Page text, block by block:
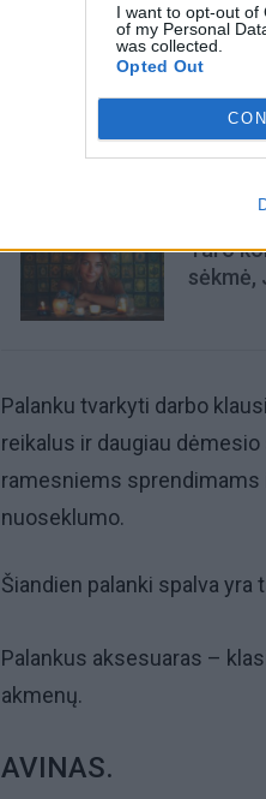
I want to opt-out of
of my Personal
was collected.
Opted Out
Taro
sėkmė,
Palanku tvarkyti darbo
reikalus ir daugiau
ramesniems sprendimams
nuoseklumo.
Šiandien palanki spalva yra
Palankus aksesuaras –
akmenų.
AVINAS.